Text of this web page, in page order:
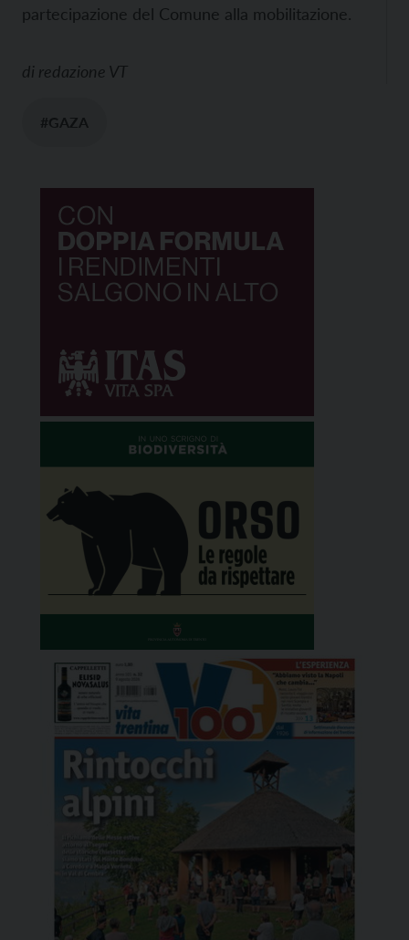
partecipazione del Comune alla mobilitazione.
di redazione VT
#GAZA